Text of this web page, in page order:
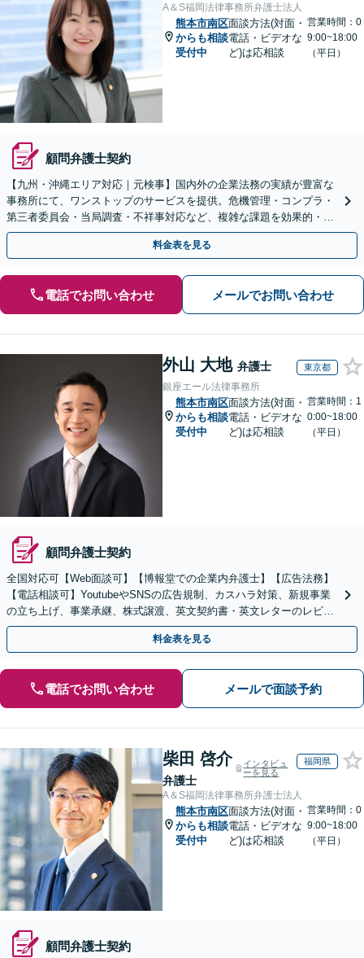
A＆S福岡法律事務所弁護士法人
熊本市南区
からも相談
受付中
面談方法(対面・
電話・ビデオな
ど)は応相談
営業時間：0
9:00~18:00
（平日）
顧問弁護士契約
【九州・沖縄エリア対応｜元検事】国内外の企業法務の実績が豊富な
事務所にて、ワンストップのサービスを提供。危機管理・コンプラ・
第三者委員会・当局調査・不祥事対応など、複雑な課題を効果的・効
率的に解決へ。セカンドオピニオン可【休日・夜間相談可】
料金表を見る
電話でお問い合わせ メールでお問い合わせ
外山 大地 弁護士 東京都
銀座エール法律事務所
熊本市南区
からも相談
受付中
面談方法(対面・
電話・ビデオな
ど)は応相談
営業時間：1
0:00~18:00
（平日）
顧問弁護士契約
全国対応可【Web面談可】【博報堂での企業内弁護士】【広告法務】
【電話相談可】YoutubeやSNSの広告規制、カスハラ対策、新規事業
の立ち上げ、事業承継、株式譲渡、英文契約書・英文レターのレビュ
ー・ドラフトなどに対応。
料金表を見る
電話でお問い合わせ メールで面談予約
柴田 啓介
弁護士
インタビュ
ーを見る
福岡県
A＆S福岡法律事務所弁護士法人
熊本市南区
からも相談
受付中
面談方法(対面・
電話・ビデオな
ど)は応相談
営業時間：0
9:00~18:00
（平日）
顧問弁護士契約